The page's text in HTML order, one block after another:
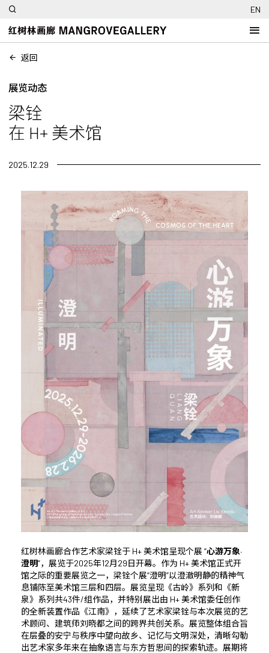
EN
返回
展览动态
梁铨
在 H+ 美术馆
2025.12.29
红树林画廊合作艺术家梁铨于 H+ 美术馆呈现个展 “心游万象·
澄明”，展览于2025年12月29日开幕。作为 H+ 美术馆正式开
馆之际的重要展览之一，梁铨个展“澄明”以澄澈明静的精神气
息铺陈至美术馆三层和四层。展览呈现《古岭》系列和《新
泉》系列共43件/组作品，并特别展出由 H+ 美术馆委任创作
的全新装置作品《江南》，延续了艺术家梁铨与本次展览的艺
术顾问、建筑师刘晓都之间的跨界共创关系。展览整体组合旨
在层叠的安宁与秩序中望向故乡、记忆与文明深处，清晰勾勒
出艺术家多年来在抽象语言与东方哲思间的探索轨迹。展期将